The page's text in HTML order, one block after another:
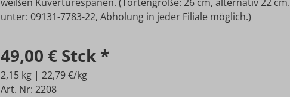
unter: 09131-7783-22, Abholung in jeder Filiale möglich.)
49,00 € Stck*
2,15 kg | 22,79 €/kg
Art. Nr: 2208